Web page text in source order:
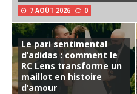
7 AOÛT 2026 0
Le pari sentimental
d’adidas : comment le
RC Lens transforme un
maillot en histoire
d’amour